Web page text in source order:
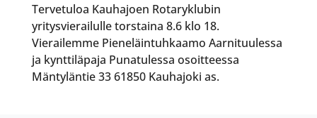
Tervetuloa Kauhajoen Rotaryklubin
yritysvierailulle torstaina 8.6 klo 18.
Vierailemme Pieneläintuhkaamo Aarnituulessa
ja kynttiläpaja Punatulessa osoitteessa
Mäntyläntie 33 61850 Kauhajoki as.